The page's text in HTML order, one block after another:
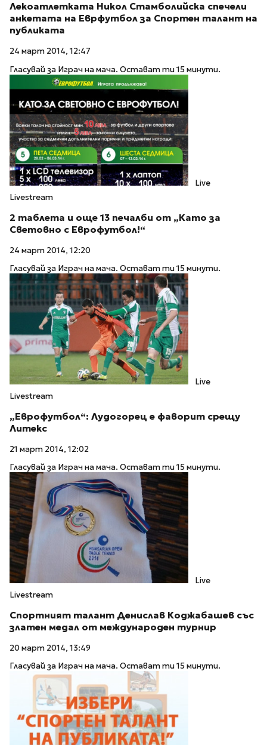
Лекоатлетката Никол Стамболийска спечели
анкетата на Еврфутбол за Спортен талант на
публиката
24 март 2014, 12:47
Гласувай за Играч на мача. Остават ти 15 минути.
Live
Livestream
2 таблета и още 13 печалби от „Като за
Световно с Еврофутбол!“
24 март 2014, 12:20
Гласувай за Играч на мача. Остават ти 15 минути.
Live
Livestream
„Еврофутбол“: Лудогорец е фаворит срещу
Литекс
21 март 2014, 12:02
Гласувай за Играч на мача. Остават ти 15 минути.
Live
Livestream
Спортният талант Денислав Коджабашев със
златен медал от международен турнир
20 март 2014, 13:49
Гласувай за Играч на мача. Остават ти 15 минути.